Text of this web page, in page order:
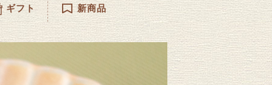
ギフト 新商品